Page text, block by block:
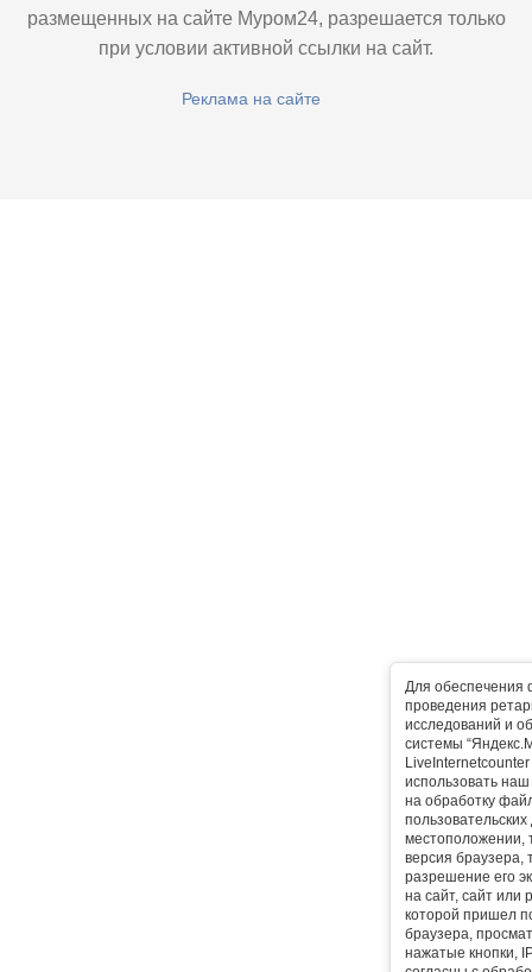
Для обеспечения
проведения
исследований и
системы
использовать
на обработку
местоположении,
версия браузера,
разрешение его
на сайт, сайт или
которой пришел
браузера,
нажатые кнопки,
размещенных на сайте Муром24, разрешается только
при условии активной ссылки на сайт.
Реклама на сайте